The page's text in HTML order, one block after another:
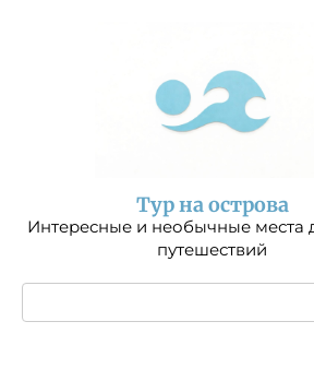
Тур на острова
Интересные и необычные места
путешествий
Поиск: